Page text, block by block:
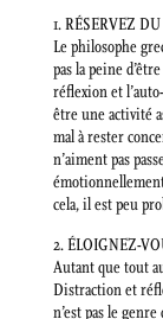
1. RÉSERVEZ
Le philosophe
pas la peine
réflexion et
être une activité
mal à rester
n’aiment pas
cela, il est peu
2. ÉLOIGNEZ-
Autant que tout
Distraction et
n’est pas le